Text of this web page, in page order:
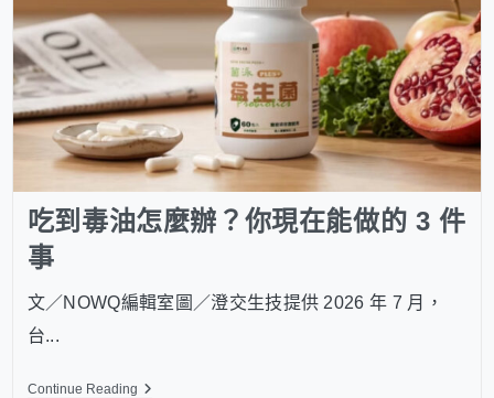
吃到毒油怎麼辦？你現在能做的 3 件
事
文／NOWQ編輯室圖／澄交生技提供 2026 年 7 月，
台...
Continue Reading